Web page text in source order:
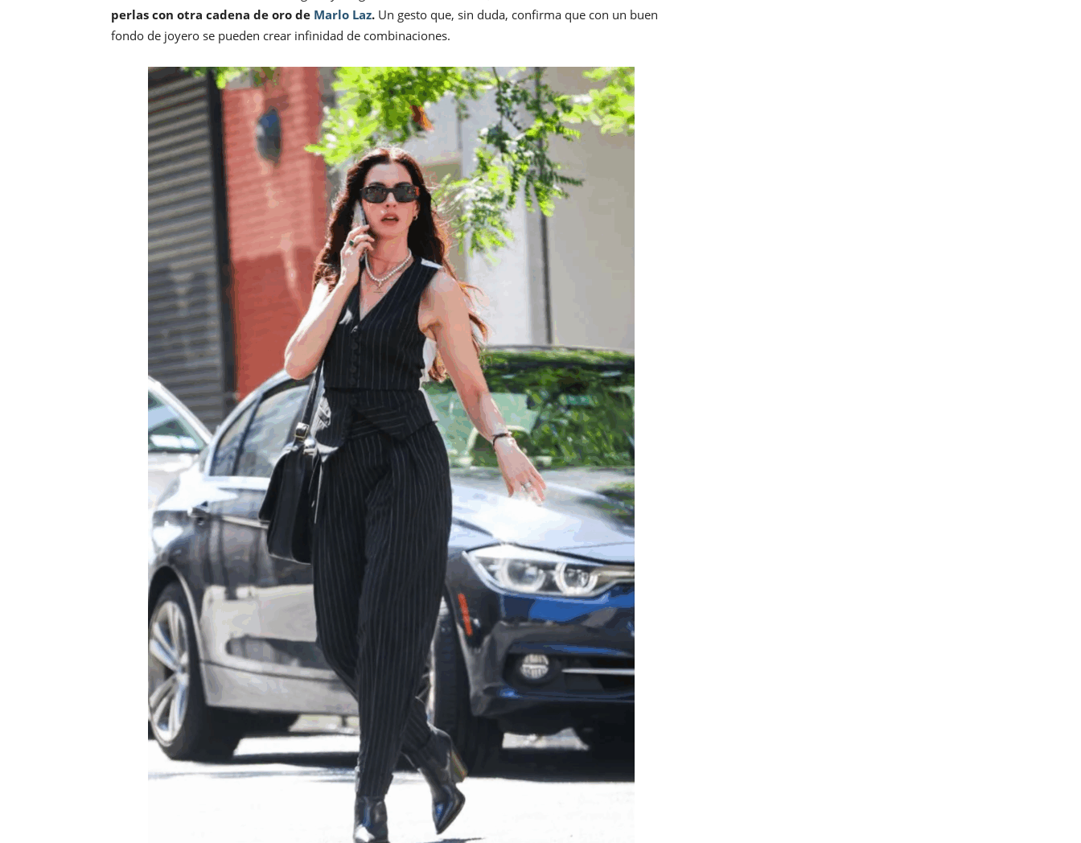
perlas con otra cadena de oro de Marlo Laz. Un gesto que, sin duda, confirma que con un buen
fondo de joyero se pueden crear infinidad de combinaciones.